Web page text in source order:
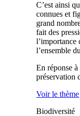
C’est ainsi
connues et
grand
fait des
l’importance
l’ensemble
En réponse
préservation
Voir le thème
Biodiversité